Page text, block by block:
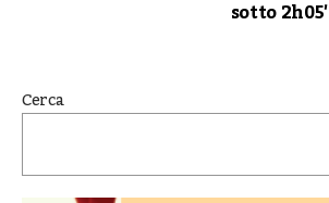
sotto 2h05′
Cerca